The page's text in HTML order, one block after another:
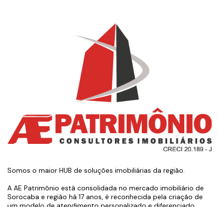
Somos o maior HUB de soluções imobiliárias da região.
A AE Patrimônio está consolidada no mercado imobiliário de
Sorocaba e região há 17 anos, é reconhecida pela criação de